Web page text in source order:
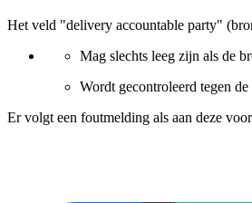
Het veld "delivery accountable party"
Mag slechts leeg zijn als de
Wordt gecontroleerd tegen
Er volgt een foutmelding als aan deze